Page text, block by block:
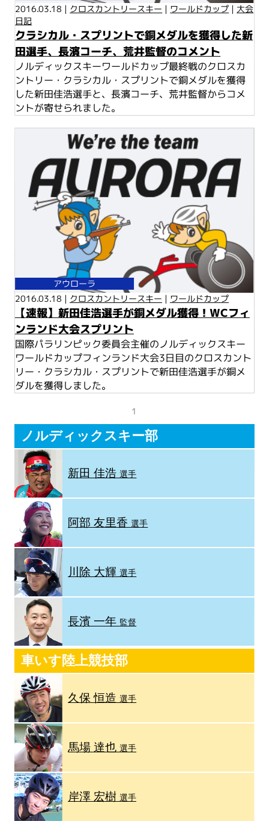
2016.03.18 | クロスカントリースキー | ワールドカップ | 大会
日記
クラシカル・スプリントで銅メダルを獲得した新
田選手、長濱コーチ、荒井監督のコメント
ノルディックスキーワールドカップ最終戦のクロスカ
ントリー・クラシカル・スプリントで銅メダルを獲得
した新田佳浩選手と、長濱コーチ、荒井監督からコメ
ントが寄せられました。
アウローラ
2016.03.18 | クロスカントリースキー | ワールドカップ
【速報】新田佳浩選手が銅メダル獲得！WCフィ
ンランド大会スプリント
国際パラリンピック委員会主催のノルディックスキー
ワールドカップフィンランド大会3日目のクロスカント
リー・クラシカル・スプリントで新田佳浩選手が銅メ
ダルを獲得しました。
1
ノルディックスキー部
新田 佳浩選手
阿部 友里香選手
川除 大輝選手
長濱 一年 監督
車いす陸上競技部
久保 恒造選手
馬場 達也選手
岸澤 宏樹選手